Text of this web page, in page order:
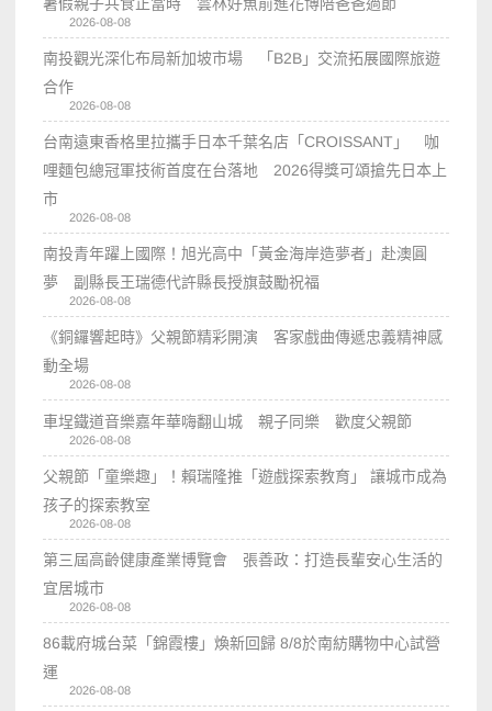
2026-08-08
南投觀光深化布局新加坡市場 「B2B」交流拓展國際旅遊
合作
2026-08-08
台南遠東香格里拉攜手日本千葉名店「CROISSANT」 咖
哩麵包總冠軍技術首度在台落地 2026得獎可頌搶先日本上
市
2026-08-08
南投青年躍上國際！旭光高中「黃金海岸造夢者」赴澳圓
夢 副縣長王瑞德代許縣長授旗鼓勵祝福
2026-08-08
《銅鑼響起時》父親節精彩開演 客家戲曲傳遞忠義精神感
動全場
2026-08-08
車埕鐵道音樂嘉年華嗨翻山城 親子同樂 歡度父親節
2026-08-08
父親節「童樂趣」！賴瑞隆推「遊戲探索教育」 讓城市成為
孩子的探索教室
2026-08-08
第三屆高齡健康產業博覽會 張善政：打造長輩安心生活的
宜居城市
2026-08-08
86載府城台菜「錦霞樓」煥新回歸 8/8於南紡購物中心試營
運
2026-08-08